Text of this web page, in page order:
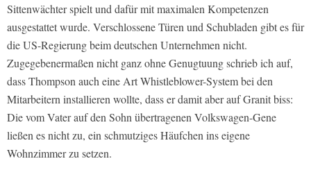
Sittenwächter spielt und dafür mit maximalen Kompetenzen
ausgestattet wurde. Verschlossene Türen und Schubladen gibt es für
die US-Regierung beim deutschen Unternehmen nicht.
Zugegebenermaßen nicht ganz ohne Genugtuung schrieb ich auf,
dass Thompson auch eine Art Whistleblower-System bei den
Mitarbeitern installieren wollte, dass er damit aber auf Granit biss:
Die vom Vater auf den Sohn übertragenen Volkswagen-Gene
ließen es nicht zu, ein schmutziges Häufchen ins eigene
Wohnzimmer zu setzen.